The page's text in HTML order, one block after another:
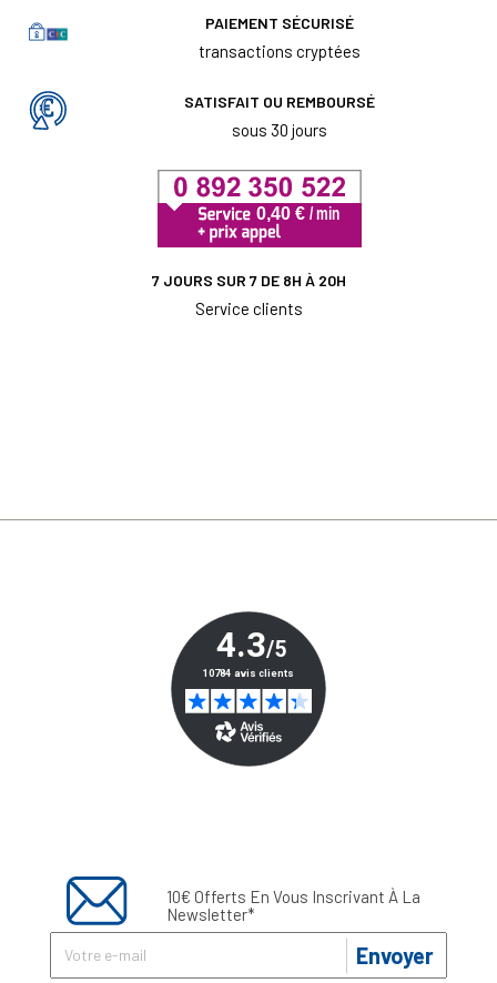
PAIEMENT SÉCURISÉ
transactions cryptées
SATISFAIT OU REMBOURSÉ
sous 30 jours
7 JOURS SUR 7 DE 8H À 20H
Service clients
10€ Offerts En Vous Inscrivant À La
Newsletter*
Envoyer